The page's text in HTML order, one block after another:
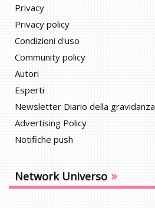
Privacy
Privacy policy
Condizioni d'uso
Community policy
Autori
Esperti
Newsletter Diario della gravidanza
Advertising Policy
Notifiche push
Network Universo »